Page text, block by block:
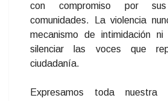
con compromiso por
comunidades. La violencia
mecanismo de intimidación
silenciar las voces que
ciudadanía.
Expresamos toda nuestra